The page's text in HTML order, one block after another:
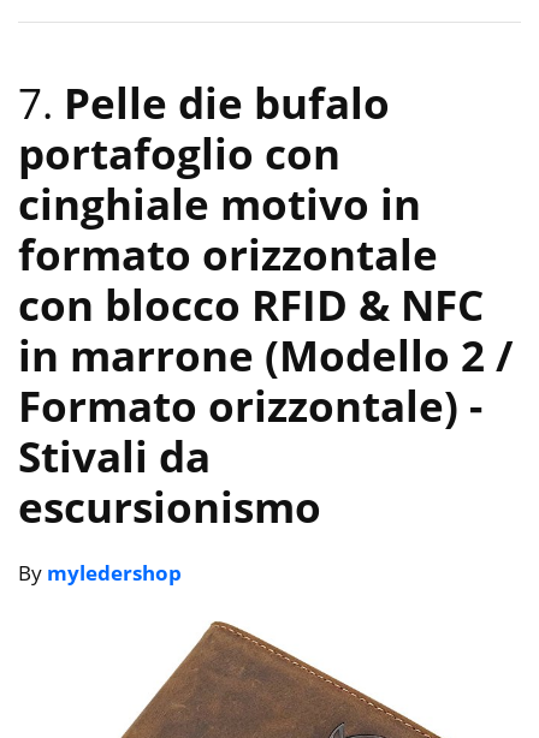
7. Pelle die bufalo
portafoglio con
cinghiale motivo in
formato orizzontale
con blocco RFID & NFC
in marrone (Modello 2 /
Formato orizzontale) -
Stivali da
escursionismo
By myledershop